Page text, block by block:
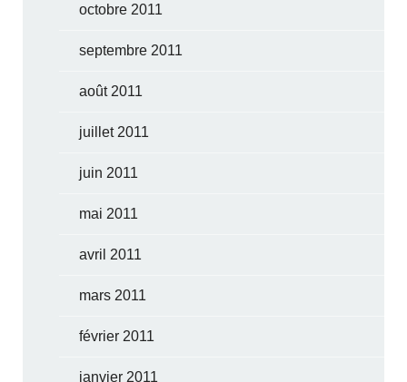
octobre 2011
septembre 2011
août 2011
juillet 2011
juin 2011
mai 2011
avril 2011
mars 2011
février 2011
janvier 2011